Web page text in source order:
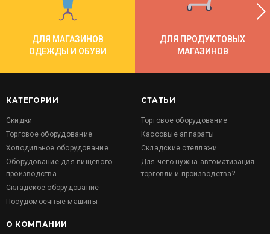
ДЛЯ МАГАЗИНОВ
ОДЕЖДЫ И ОБУВИ
ДЛЯ ПРОДУКТОВЫХ
МАГАЗИНОВ
КАТЕГОРИИ
Скидки
Торговое оборудование
Холодильное оборудование
Оборудование для пищевого
производства
Складское оборудование
Посудомоечные машины
СТАТЬИ
Торговое оборудование
Кассовые аппараты
Складские стеллажи
Для чего нужна автоматизация
торговли и производства?
О КОМПАНИИ